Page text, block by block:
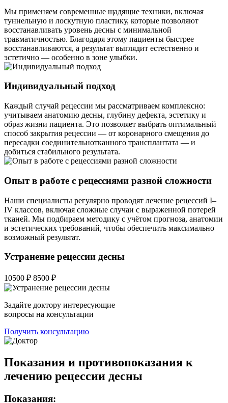
Мы применяем современные щадящие техники, включая
туннельную и лоскутную пластику, которые позволяют
восстанавливать уровень десны с минимальной
травматичностью. Благодаря этому пациенты быстрее
восстанавливаются, а результат выглядит естественно и
эстетично — особенно в зоне улыбки.
Индивидуальный подход
Каждый случай рецессии мы рассматриваем комплексно:
учитываем анатомию десны, глубину дефекта, эстетику и
образ жизни пациента. Это позволяет выбрать оптимальный
способ закрытия рецессии — от коронарного смещения до
пересадки соединительнотканного трансплантата — и
добиться стабильного результата.
Опыт в работе с рецессиями разной сложности
Наши специалисты регулярно проводят лечение рецессий I–
IV классов, включая сложные случаи с выраженной потерей
тканей. Мы подбираем методику с учётом прогноза, анатомии
и эстетических требований, чтобы обеспечить максимально
возможный результат.
Устранение рецессии десны
10500 ₽ 8500 ₽
Задайте доктору интересующие
вопросы на консультации
Получить консультацию
Показания и противопоказания к
лечению рецессии десны
Показания: